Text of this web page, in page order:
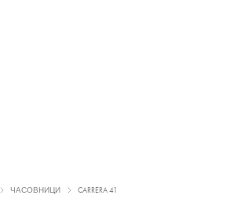
ЧАСОВНИЦИ CARRERA 41